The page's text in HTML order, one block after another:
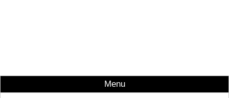
Menu